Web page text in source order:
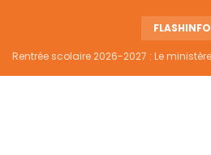
FLASHINFO